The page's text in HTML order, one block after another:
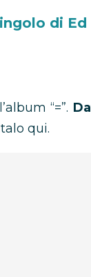
di Ed
“=”.
qui.